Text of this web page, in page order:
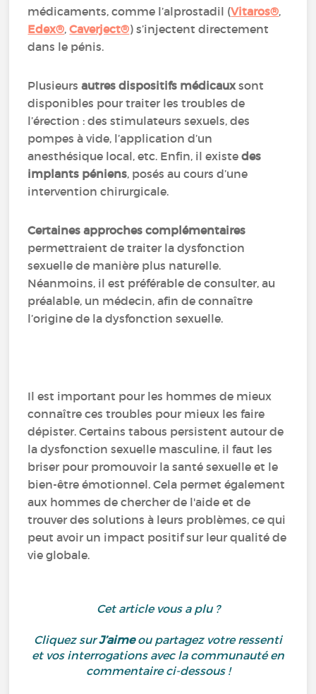
médicaments, comme l’alprostadil (Vitaros®,
Edex®,Caverject®) s’injectent directement
dans le pénis.
Plusieursautres dispositifs médicauxsont
disponibles pour traiter les troubles de
l’érection : des stimulateurs sexuels, des
pompes à vide, l’application d’un
anesthésique local, etc. Enfin, il existedes
implants péniens, posés au cours d’une
intervention chirurgicale.
Certaines approches complémentaires
permettraient de traiter la dysfonction
sexuelle de manière plus naturelle.
Néanmoins, il est préférable de consulter, au
préalable, un médecin, afin de connaître
l’origine de la dysfonction sexuelle.
Il est important pour les hommes de mieux
connaître ces troubles pour mieux les faire
dépister. Certains tabous persistent autour de
la dysfonction sexuelle masculine, il faut les
briser pour promouvoir la santé sexuelle et le
bien-être émotionnel. Cela permet également
aux hommes de chercher de l'aide et de
trouver des solutions à leurs problèmes, ce qui
peut avoir un impact positif sur leur qualité de
vie globale.
Cet article vous a plu ?
Cliquez surJ’aimeou partagez votre ressenti
et vos interrogations avec la communauté en
commentaire ci-dessous !